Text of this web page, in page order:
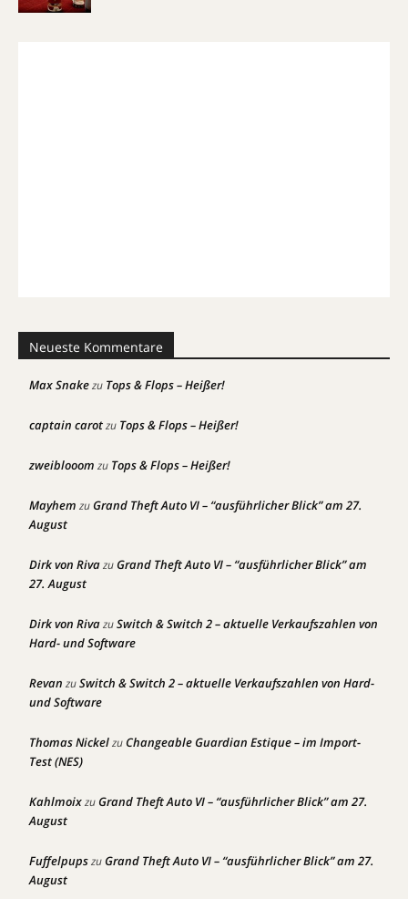
Neueste Kommentare
Max Snakezu Tops & Flops – Heißer!
captain carotzu Tops & Flops – Heißer!
zweiblooom zu Tops & Flops – Heißer!
Mayhem zuGrand Theft Auto VI – “ausführlicher Blick” am 27.
August
Dirk von RivazuGrand Theft Auto VI – “ausführlicher Blick” am
27. August
Dirk von RivazuSwitch & Switch 2 – aktuelle Verkaufszahlen von
Hard- und Software
Revan zuSwitch & Switch 2 – aktuelle Verkaufszahlen von Hard-
und Software
Thomas NickelzuChangeable Guardian Estique – im Import-
Test (NES)
KahlmoixzuGrand Theft Auto VI – “ausführlicher Blick” am 27.
August
FuffelpupszuGrand Theft Auto VI – “ausführlicher Blick” am 27.
August